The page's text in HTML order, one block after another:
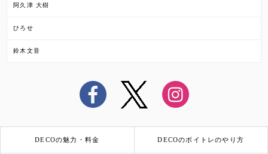
阿久津 大樹
ひろせ
鈴木文音
DECOの魅力・料金 DECOのボイトレのやり方